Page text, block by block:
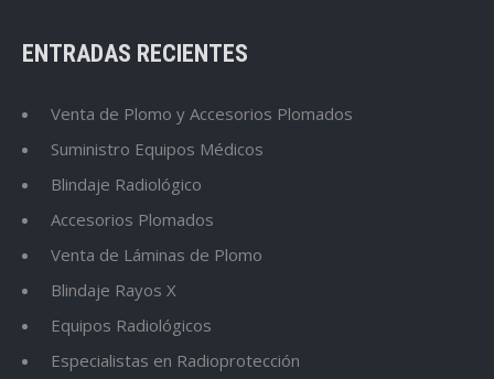
ENTRADAS RECIENTES
Venta de Plomo y Accesorios Plomados
Suministro Equipos Médicos
Blindaje Radiológico
Accesorios Plomados
Venta de Láminas de Plomo
Blindaje Rayos X
Equipos Radiológicos
Especialistas en Radioprotección